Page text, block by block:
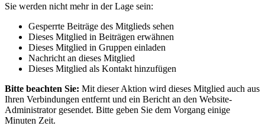
Sie werden nicht mehr in der Lage sein:
Gesperrte Beiträge des Mitglieds sehen
Dieses Mitglied in Beiträgen erwähnen
Dieses Mitglied in Gruppen einladen
Nachricht an dieses Mitglied
Dieses Mitglied als Kontakt hinzufügen
Bitte beachten Sie: Mit dieser Aktion wird dieses Mitglied auch aus
Ihren Verbindungen entfernt und ein Bericht an den Website-
Administrator gesendet. Bitte geben Sie dem Vorgang einige
Minuten Zeit.